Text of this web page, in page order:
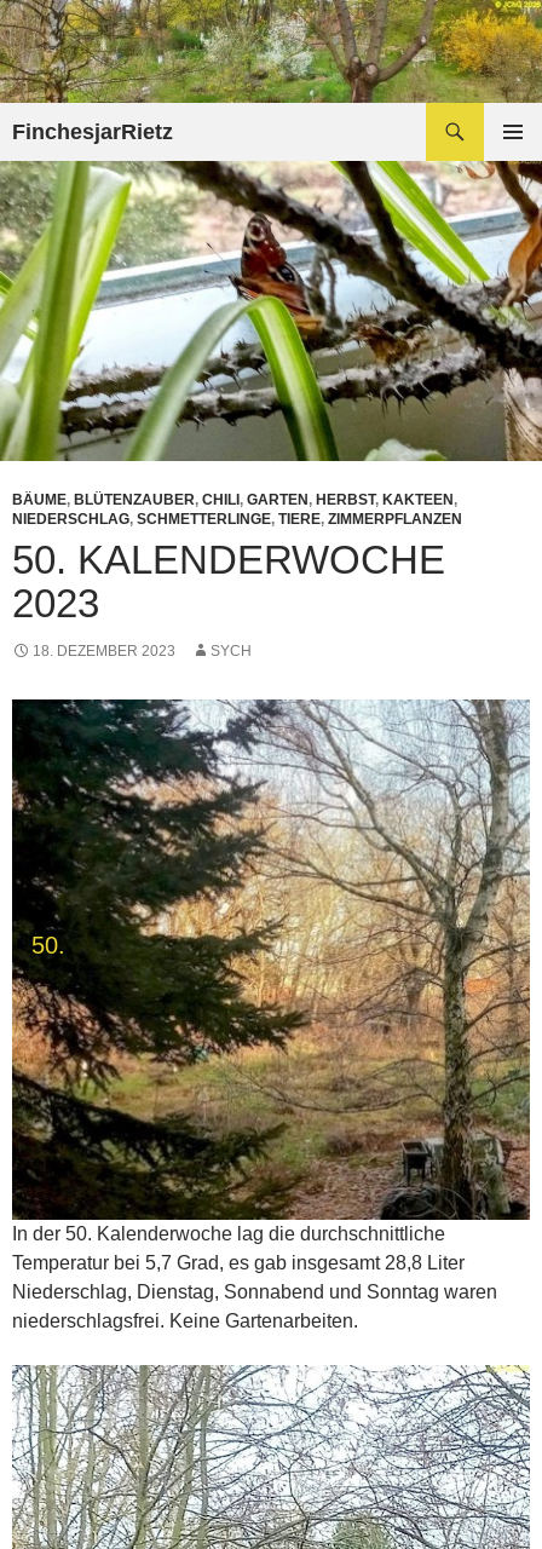
Zum
Inhalt
springen
FinchesjarRietz
MENÜ
BÄUME, BLÜTENZAUBER, CHILI , GARTEN , HERBST, KAKTEEN ,
NIEDERSCHLAG, SCHMETTERLINGE, TIERE, ZIMMERPFLANZEN
50. KALENDERWOCHE
2023
18. DEZEMBER 2023 SYCH
50.
In der 50. Kalenderwoche lag die durchschnittliche
Temperatur bei 5,7 Grad, es gab insgesamt 28,8 Liter
Niederschlag, Dienstag, Sonnabend und Sonntag waren
niederschlagsfrei. Keine Gartenarbeiten.